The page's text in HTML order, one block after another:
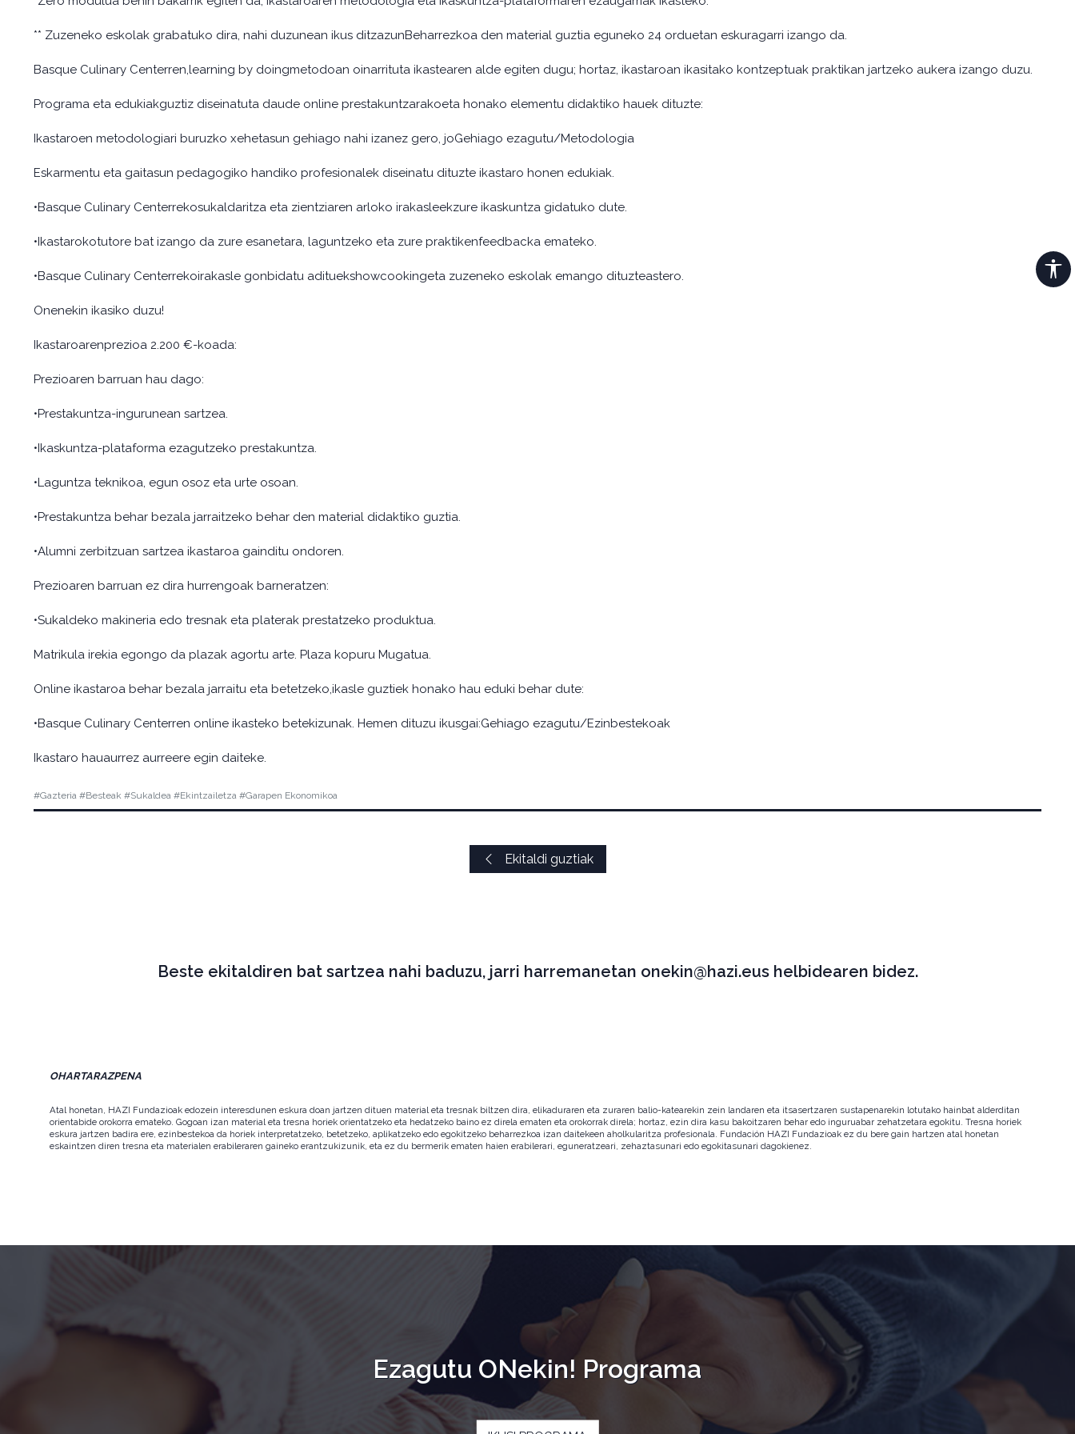
** Zuzeneko eskolak grabatuko dira, nahi duzunean ikus ditzazunBeharrezkoa den material guztia eguneko 24 orduetan eskuragarri izango da.
Basque Culinary Centerren,learning by doingmetodoan oinarrituta ikastearen alde egiten dugu; hortaz, ikastaroan ikasitako kontzeptuak praktikan jartzeko aukera izango duzu.
Programa eta edukiakguztiz diseinatuta daude online prestakuntzarakoeta honako elementu didaktiko hauek dituzte:
Ikastaroen metodologiari buruzko xehetasun gehiago nahi izanez gero, joGehiago ezagutu/Metodologia
Eskarmentu eta gaitasun pedagogiko handiko profesionalek diseinatu dituzte ikastaro honen edukiak.
•Basque Culinary Centerrekosukaldaritza eta zientziaren arloko irakasleekzure ikaskuntza gidatuko dute.
•Ikastarokotutore bat izango da zure esanetara, laguntzeko eta zure praktikenfeedbacka emateko.
•Basque Culinary Centerrekoirakasle gonbidatu adituekshowcookingeta zuzeneko eskolak emango dituzteastero.
Onenekin ikasiko duzu!
Ikastaroarenprezioa 2.200 €-koada:
Prezioaren barruan hau dago:
•Prestakuntza-ingurunean sartzea.
•Ikaskuntza-plataforma ezagutzeko prestakuntza.
•Laguntza teknikoa, egun osoz eta urte osoan.
•Prestakuntza behar bezala jarraitzeko behar den material didaktiko guztia.
•Alumni zerbitzuan sartzea ikastaroa gainditu ondoren.
Prezioaren barruan ez dira hurrengoak barneratzen:
•Sukaldeko makineria edo tresnak eta platerak prestatzeko produktua.
Matrikula irekia egongo da plazak agortu arte. Plaza kopuru Mugatua.
Online ikastaroa behar bezala jarraitu eta betetzeko,ikasle guztiek honako hau eduki behar dute:
•Basque Culinary Centerren online ikasteko betekizunak. Hemen dituzu ikusgai:Gehiago ezagutu/Ezinbestekoak
Ikastaro hauaurrez aurreere egin daiteke.
#Gazteria #Besteak #Sukaldea #Ekintzailetza #Garapen Ekonomikoa
Ekitaldi guztiak
Beste ekitaldiren bat sartzea nahi baduzu, jarri harremanetan onekin@hazi.eus helbidearen bidez.
OHARTARAZPENA
Atal honetan, HAZI Fundazioak edozein interesdunen eskura doan jartzen dituen material eta tresnak biltzen dira, elikaduraren eta zuraren balio-katearekin zein landaren eta itsasertzaren sustapenarekin lotutako hainbat alderditan
orientabide orokorra emateko. Gogoan izan material eta tresna horiek orientatzeko eta hedatzeko baino ez direla ematen eta orokorrak direla; hortaz, ezin dira kasu bakoitzaren behar edo inguruabar zehatzetara egokitu. Tresna horiek
eskura jartzen badira ere, ezinbestekoa da horiek interpretatzeko, betetzeko, aplikatzeko edo egokitzeko beharrezkoa izan daitekeen aholkularitza profesionala. Fundación HAZI Fundazioak ez du bere gain hartzen atal honetan
eskaintzen diren tresna eta materialen erabileraren gaineko erantzukizunik, eta ez du bermerik ematen haien erabilerari, eguneratzeari, zehaztasunari edo egokitasunari dagokienez.
Ezagutu ONekin! Programa